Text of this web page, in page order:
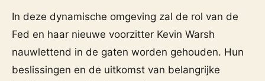
In deze dynamische omgeving zal de rol van de
Fed en haar nieuwe voorzitter Kevin Warsh
nauwlettend in de gaten worden gehouden. Hun
beslissingen en de uitkomst van belangrijke